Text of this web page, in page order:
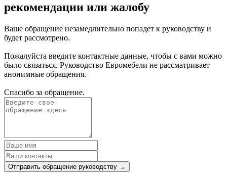
рекомендации или жалобу
Ваше обращение незамедлительно попадет к руководству и
будет рассмотрено.
Пожалуйста введите контактные данные, чтобы с вами можно
было связаться. Руководство Евромебели не рассматривает
анонимные обращения.
Спасибо за обращение.
Отправить обращение руководству →